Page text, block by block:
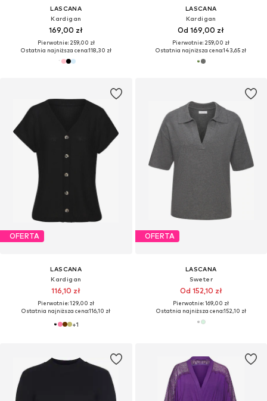
LASCANA
Kardigan
169,00 zł
Pierwotnie: 259,00 zł
Ostatnia najniższa cena:118,30 zł
LASCANA
Kardigan
Od 169,00 zł
Pierwotnie: 259,00 zł
Ostatnia najniższa cena:143,65 zł
OFERTA
LASCANA
Kardigan
116,10 zł
Pierwotnie: 129,00 zł
Ostatnia najniższa cena:116,10 zł
+1
OFERTA
LASCANA
Sweter
Od 152,10 zł
Pierwotnie: 169,00 zł
Ostatnia najniższa cena:152,10 zł